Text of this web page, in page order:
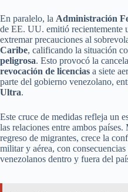
En paralelo, la Administración
de EE. UU. emitió recientemente
extremar precauciones al
Caribe, calificando la situación
peligrosa. Esto provocó la
revocación de licencias a siete
parte del gobierno venezolano,
Ultra.
Este cruce de medidas refleja un
las relaciones entre ambos países.
regreso de migrantes, crece la
militar y aérea, con
venezolanos dentro y fuera del